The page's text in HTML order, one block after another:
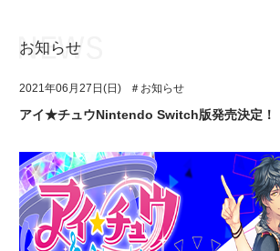
アプリゲーム
イベント・キャンペーン
ミュージック
ユニット&キャラクター
アプリゲーム
イベント・キャンペーン
お知らせ
2021年06月27日(日) ＃お知らせ
アイ★チュウNintendo Switch版発売決定！